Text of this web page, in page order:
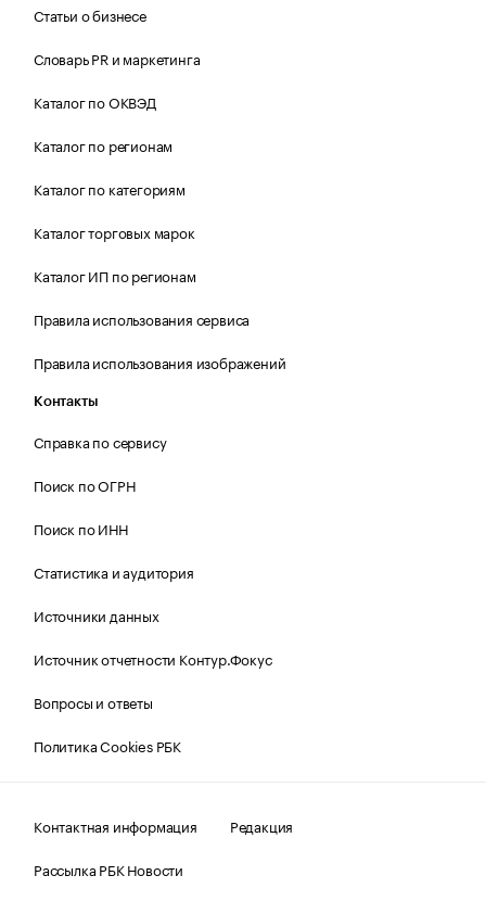
Статьи о бизнесе
Словарь PR и маркетинга
Каталог по ОКВЭД
Каталог по регионам
Каталог по категориям
Каталог торговых марок
Каталог ИП по регионам
Правила использования сервиса
Правила использования изображений
Контакты
Справка по сервису
Поиск по ОГРН
Поиск по ИНН
Статистика и аудитория
Источники данных
Источник отчетности Контур.Фокус
Вопросы и ответы
Политика Cookies РБК
Контактная информация
Редакция
Рассылка РБК Новости